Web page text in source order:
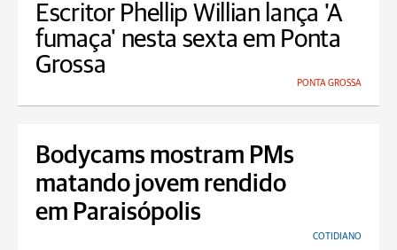
Escritor Phellip Willian lança 'A
fumaça' nesta sexta em Ponta
Grossa
PONTA GROSSA
Bodycams mostram PMs
matando jovem rendido
em Paraisópolis
COTIDIANO